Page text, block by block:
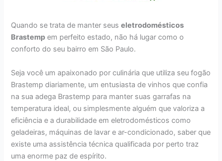
Quando se trata de manter seuseletrodomésticos
Brastemp em perfeito estado, não há lugar como o
conforto do seu bairro em São Paulo.
Seja você um apaixonado por culinária que utiliza seu fogão
Brastemp diariamente, um entusiasta de vinhos que confia
na sua adega Brastemp para manter suas garrafas na
temperatura ideal, ou simplesmente alguém que valoriza a
eficiência e a durabilidade em eletrodomésticos como
geladeiras, máquinas de lavar e ar-condicionado, saber que
existe uma assistência técnica qualificada por perto traz
uma enorme paz de espírito.